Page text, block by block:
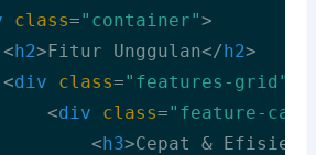
class="container">
<h2>Fitur Unggulan</h2>
<div class="features-grid"
<div class="feature-
<h3>Cepat & Efisien